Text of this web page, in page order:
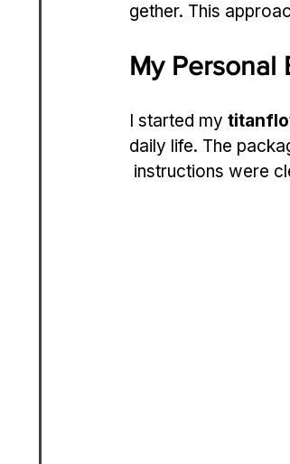
gether. This
My Personal
I started my
daily life. The
instructions were